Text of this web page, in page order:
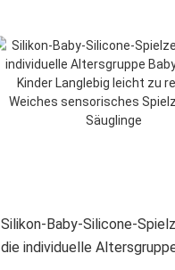
Silikon-Baby-Silicone-
die individuelle